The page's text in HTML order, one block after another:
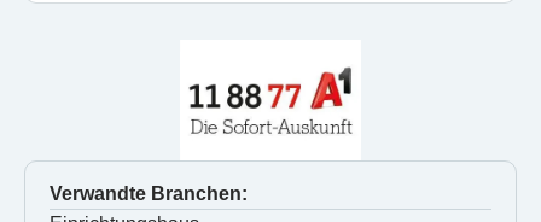
Verwandte Branchen: